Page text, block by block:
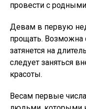
провести с
Девам в первую
прощать. Возможна
затянется на
следует заняться
красоты.
Весам первые